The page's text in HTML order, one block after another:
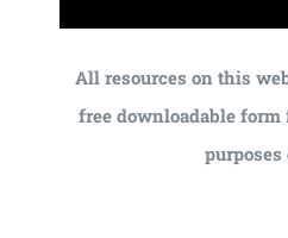
All resources on this
free downloadable
purposes